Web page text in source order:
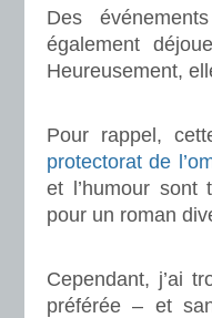
Des
également
Heureusement,
Pour rappel,
protectorat de
et l’humour sont
pour un roman
Cependant, j’ai
préférée – et